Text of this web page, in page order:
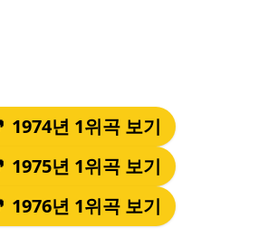
1974년 1위곡 보기
1975년 1위곡 보기
1976년 1위곡 보기